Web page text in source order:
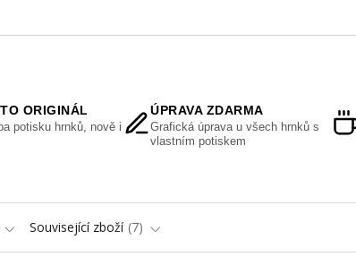
ORIGINÁL
potisku hrnků, nově i
ÚPRAVA ZDARMA
Grafická úprava u všech hrnků s
vlastním potiskem
Související zboží 7